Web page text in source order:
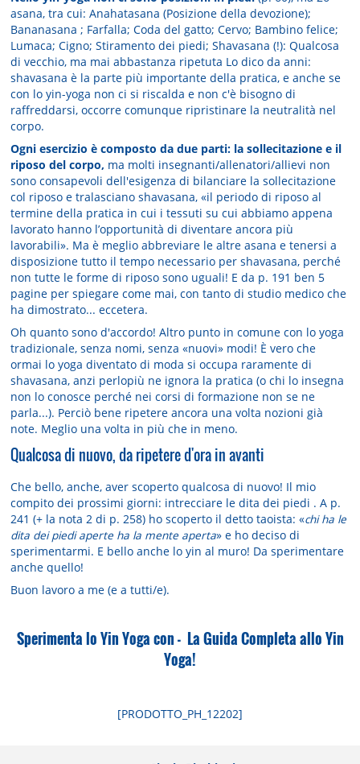
asana, tra cui: Anahatasana (Posizione della devozione);
Bananasana ; Farfalla; Coda del gatto; Cervo; Bambino felice;
Lumaca; Cigno; Stiramento dei piedi; Shavasana (!): Qualcosa
di vecchio, ma mai abbastanza ripetuta Lo dico da anni:
shavasana è la parte più importante della pratica, e anche se
con lo yin-yoga non ci si riscalda e non c'è bisogno di
raffreddarsi, occorre comunque ripristinare la neutralità nel
corpo.
Ogni esercizio è composto da due parti: la sollecitazione e il
riposo del corpo, ma molti insegnanti/allenatori/allievi non
sono consapevoli dell'esigenza di bilanciare la sollecitazione
col riposo e tralasciano shavasana, «il periodo di riposo al
termine della pratica in cui i tessuti su cui abbiamo appena
lavorato hanno l’opportunità di diventare ancora più
lavorabili». Ma è meglio abbreviare le altre asana e tenersi a
disposizione tutto il tempo necessario per shavasana, perché
non tutte le forme di riposo sono uguali! E da p. 191 ben 5
pagine per spiegare come mai, con tanto di studio medico che
ha dimostrato... eccetera.
Oh quanto sono d'accordo! Altro punto in comune con lo yoga
tradizionale, senza nomi, senza «nuovi» modi! È vero che
ormai lo yoga diventato di moda si occupa raramente di
shavasana, anzi perlopiù ne ignora la pratica (o chi lo insegna
non lo conosce perché nei corsi di formazione non se ne
parla...). Perciò bene ripetere ancora una volta nozioni già
note. Meglio una volta in più che in meno.
Qualcosa di nuovo, da ripetere d'ora in avanti
Che bello, anche, aver scoperto qualcosa di nuovo! Il mio
compito dei prossimi giorni: intrecciare le dita dei piedi . A p.
241 (+ la nota 2 di p. 258) ho scoperto il detto taoista: «chi ha le
dita dei piedi aperte ha la mente aperta» e ho deciso di
sperimentarmi. E bello anche lo yin al muro! Da sperimentare
anche quello!
Buon lavoro a me (e a tutti/e).
Sperimenta lo Yin Yoga con - La Guida Completa allo Yin
Yoga!
[PRODOTTO_PH_12202]